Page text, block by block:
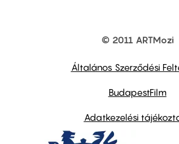
© 2011 ARTMozi
Általános Szerződési
BudapestFilm
Adatkezelési